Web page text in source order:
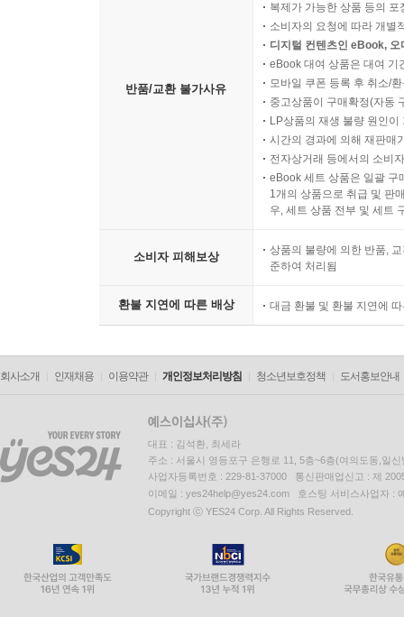
반품/교환 불가사유
복제가 가능한 상품 등의
소비자의 요청에 따라 개별
디지털 컨텐츠인 eBook,
eBook 대여 상품은 대여 기
모바일 쿠폰 등록 후 취소/
중고상품이 구매확정(자동
LP상품의 재생 불량 원인
시간의 경과에 의해 재판매
전자상거래 등에서의 소비
eBook 세트 상품은 일괄 구
1개의 상품으로 취급 및 판
우, 세트 상품 전부 및 세트
소비자 피해보상
상품의 불량에 의한 반품,
준하여 처리됨
환불 지연에 따른 배상 대금 환불 및 환불 지연에
회사소개 인재채용 이용약관 개인정보처리방침 청소년보호정책 도서홍보안내
대표 : 김석환, 최세라
주소 : 서울시 영등포구 은행로 11, 5층~6층(여의도동,일신
사업자등록번호 : 229-81-37000 통신판매업신고 : 제
이메일 : yes24help@yes24.com 호스팅 서비스사업자 :
Copyright ⓒ YES24 Corp. All Rights Reserved.